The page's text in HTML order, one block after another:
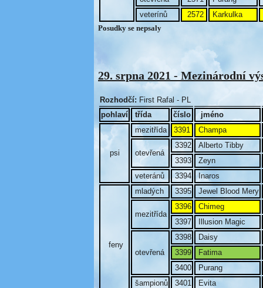
veterínů
2572 Karkulka
Posudky se nepsaly
29. srpna 2021 - Mezinárodní
Rozhodčí: First Rafal - PL
pohlaví
třída číslo jméno
psi
mezitřída 3391 Champa
otevřená
3392
Alberto Tibby
3393
Zeyn
veteránů
3394 Inaros
feny
mladých 3395 Jewel Blood Mery
mezitřída
3396
Chimeg
3397
Illusion Magic
otevřená
3398
Daisy
3399
Fatima
3400
Purang
šampionů
3401
Evita